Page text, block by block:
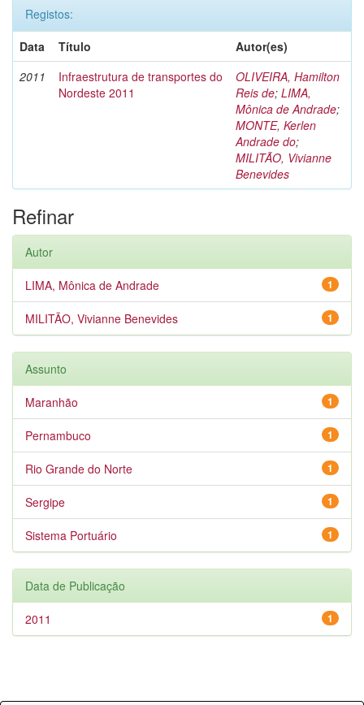
Registos:
Data
Título
Autor(es)
2011
Infraestrutura de transportes do
Nordeste 2011
OLIVEIRA, Hamilton
Reis de; LIMA,
Mônica de Andrade;
MONTE, Kerlen
Andrade do;
MILITÃO, Vivianne
Benevides
Refinar
Autor
1
LIMA, Mônica de Andrade
1
MILITÃO, Vivianne Benevides
Assunto
1
Maranhão
1
Pernambuco
1
Rio Grande do Norte
1
Sergipe
1
Sistema Portuário
Data de Publicação
1
2011